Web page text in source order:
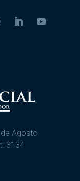
Agosto
3134